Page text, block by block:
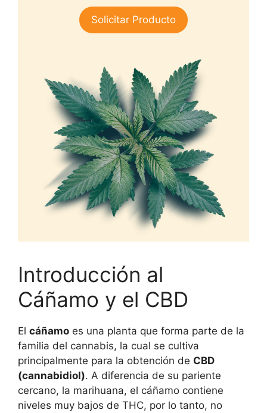
3.00
de 5
Solicitar Producto
Introducción al
Cáñamo y el CBD
El cáñamo es una planta que forma parte de la
familia del cannabis, la cual se cultiva
principalmente para la obtención de CBD
(cannabidiol). A diferencia de su pariente
cercano, la marihuana, el cáñamo contiene
niveles muy bajos de THC, por lo tanto, no